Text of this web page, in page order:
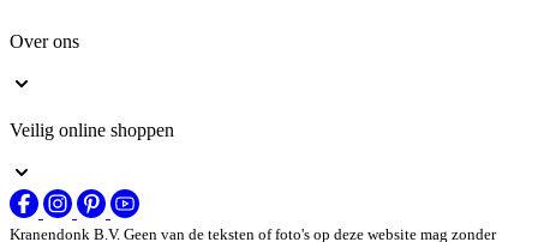
Over ons
Veilig online shoppen
Kranendonk B.V. Geen van de teksten of foto's op deze website mag zonder